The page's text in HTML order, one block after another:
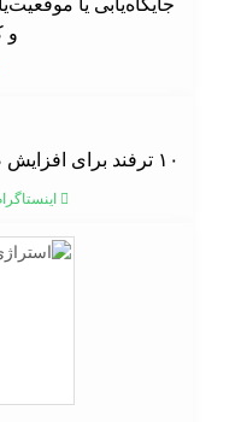
جایگاه‌یابی یا
و
۱۰ ترفند برای افزایش ضریب مشارکت در اینستاگرام
اینستاگرام/